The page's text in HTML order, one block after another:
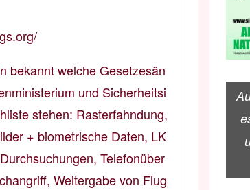
bekannt welche Gesetzesän
und Sicherheitsi
stehen: Rasterfahndung,
+ biometrische Daten, LK
Telefonüber
Weitergabe von Flug